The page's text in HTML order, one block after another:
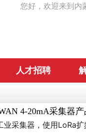
您好，欢迎来到内
人才招聘
4-20mA采集器
采集器，使用LoRa